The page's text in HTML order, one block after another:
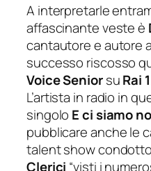
A interpretarle
affascinante veste è
cantautore e autore
successo riscosso
Voice SeniorsuRai 1
L’artista in radio in
singolo E ci siamo
pubblicare anche le
talent show
Clerici “visti i